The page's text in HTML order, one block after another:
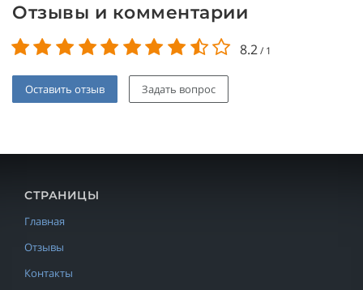
Отзывы и комментарии
8.2/ 1
Оставить отзыв Задать вопрос
СТРАНИЦЫ
Главная
Отзывы
Контакты